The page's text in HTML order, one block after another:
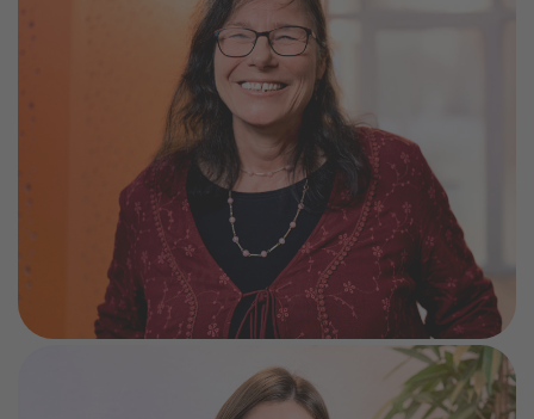
„Ich arbeite gern bei der STAWAG, weil ich hier in
einem tollen Team noch einmal neu durchstarten
konnte. Besonders schätze ich die offene
Führungskultur in meinem Bereich: Sorgen und Ideen
werden ernst genommen, und gemeinsam finden wir
Lösungen, wenn sich etwas verändern soll. Dieses
Vertrauen und das Gefühl, ein wichtiger Teil des
Teams zu sein, motivieren mich und lassen mich jeden
Tag gern zur Arbeit kommen.“
Lisa aus dem Team Unternehmensentwicklung und
Nachhaltigkeit: